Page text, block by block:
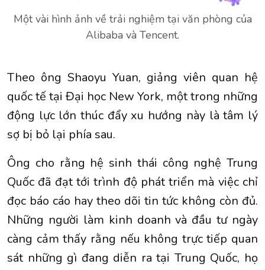
Một vài hình ảnh về trải nghiệm tại văn phòng của
Alibaba và Tencent.
Theo ông Shaoyu Yuan, giảng viên quan hệ
quốc tế tại Đại học New York, một trong những
động lực lớn thúc đẩy xu hướng này là tâm lý
sợ bị bỏ lại phía sau.
Ông cho rằng hệ sinh thái công nghệ Trung
Quốc đã đạt tới trình độ phát triển mà việc chỉ
đọc báo cáo hay theo dõi tin tức không còn đủ.
Những người làm kinh doanh và đầu tư ngày
càng cảm thấy rằng nếu không trực tiếp quan
sát những gì đang diễn ra tại Trung Quốc, họ